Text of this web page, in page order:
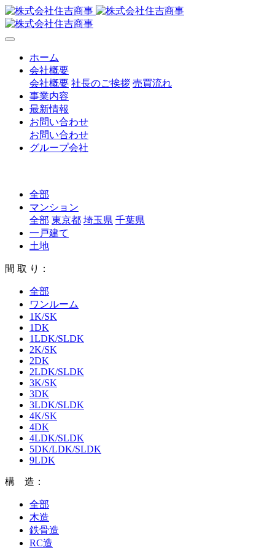
ホーム
会社概要
会社概要 社長のご挨拶 売買流れ
事業内容
最新情報
お問い合わせ
お問い合わせ
グループ会社
全部
マンション
全部 東京都 埼玉県 千葉県
一戸建て
土地
間 取 り：
全部
ワンルーム
1K/SK
1DK
1LDK/SLDK
2K/SK
2DK
2LDK/SLDK
3K/SK
3DK
3LDK/SLDK
4K/SK
4DK
4LDK/SLDK
5DK/LDK/SLDK
9LDK
構 造：
全部
木造
鉄骨造
RC造